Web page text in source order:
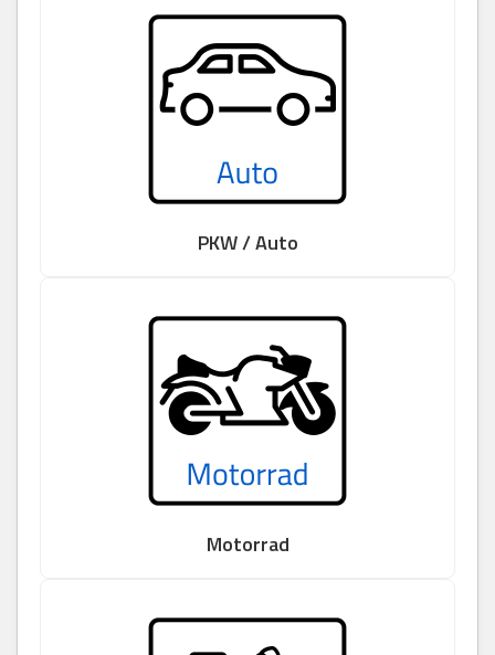
PKW / Auto
Motorrad